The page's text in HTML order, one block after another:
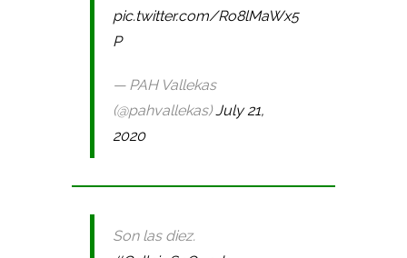
pic.twitter.com/Ro8lMaWx5
P
— PAH Vallekas
(@pahvallekas)July 21,
2020
Son las diez.